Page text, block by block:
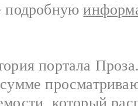
подробную
портала
который